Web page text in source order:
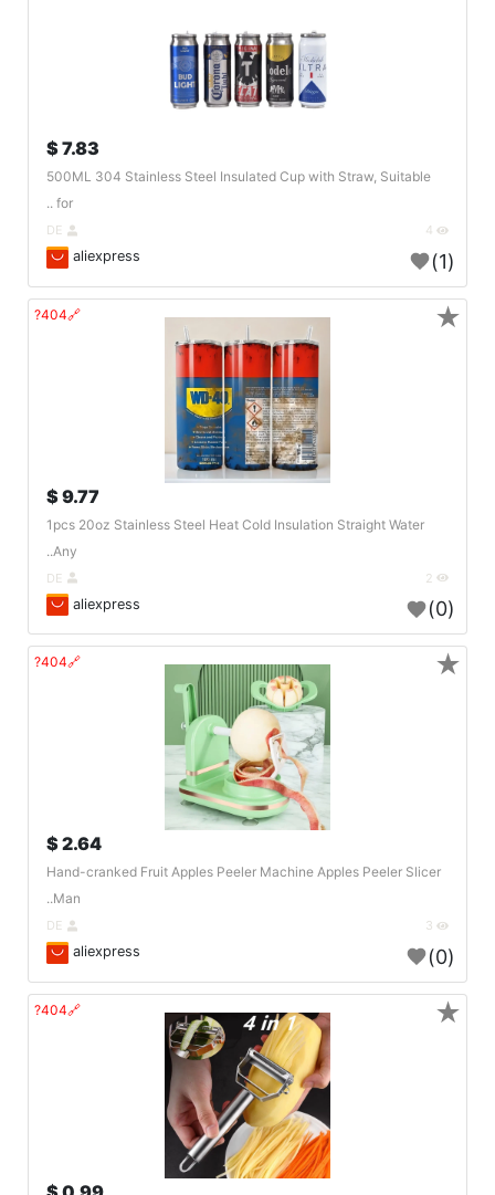
7.83 $
500ML 304 Stainless Steel Insulated Cup with Straw, Suitable
for ..
aliexpress (1)
🔗404?
9.77 $
1pcs 20oz Stainless Steel Heat Cold Insulation Straight Water
Any..
aliexpress (0)
★
🔗404?
2.64 $
Hand-cranked Fruit Apples Peeler Machine Apples Peeler Slicer
Man..
aliexpress (0)
★
🔗404? ★